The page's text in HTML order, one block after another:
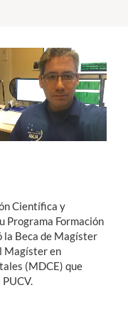
Científica y
Programa Formación
la Beca de Magíster
Magíster en
(MDCE) que